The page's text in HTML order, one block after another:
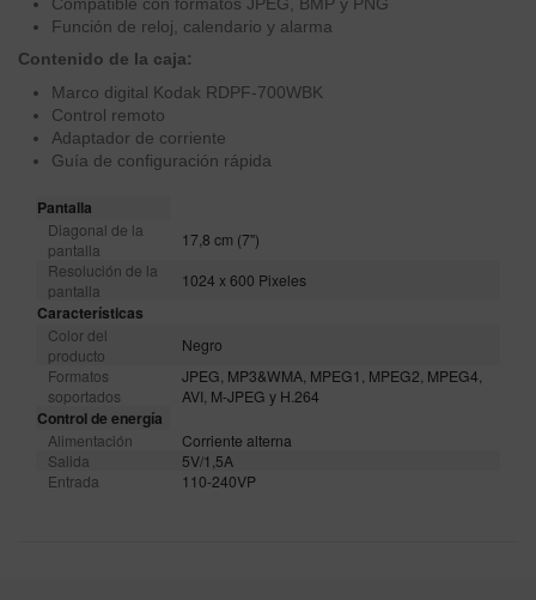
Función de reloj, calendario y alarma
Contenido de la caja:
Marco digital Kodak RDPF-700WBK
Control remoto
Adaptador de corriente
Guía de configuración rápida
Pantalla
Diagonal de la
pantalla
17,8 cm (7'')
Resolución de la
pantalla
1024 x 600 Pixeles
Características
Color del
producto
Negro
Formatos
soportados
JPEG, MP3&WMA, MPEG1, MPEG2, MPEG4,
AVI, M-JPEG y H.264
Control de energía
Alimentación
Corriente alterna
Salida
5V/1,5A
Entrada
110-240VP